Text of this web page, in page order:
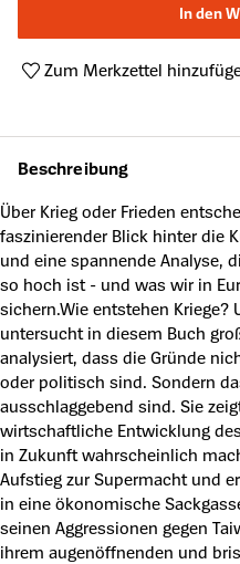
In den
Zum Merkzettel
Beschreibung
Über Krieg oder Frieden
faszinierender Blick hinter die
und eine spannende Analyse,
so hoch ist - und was wir in
sichern.Wie entstehen Kriege?
untersucht in diesem Buch
analysiert, dass die Gründe
oder politisch sind. Sondern
ausschlaggebend sind. Sie
wirtschaftliche Entwicklung
in Zukunft wahrscheinlich
Aufstieg zur Supermacht und
in eine ökonomische
seinen Aggressionen gegen
ihrem augenöffnenden und